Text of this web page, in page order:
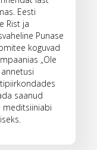
Eesti
Rist ja
Punase
koguvad
„Ole
annetusi
saanud
meditsiiniabi